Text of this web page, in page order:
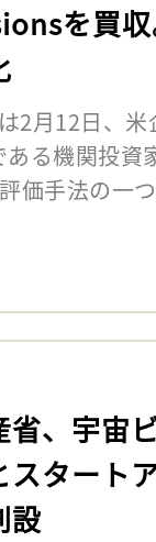
を買
2月12日、
る機関投
価手法の一
省、宇宙
スタート
設